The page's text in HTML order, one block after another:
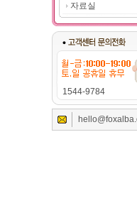
자료실
1544-9784